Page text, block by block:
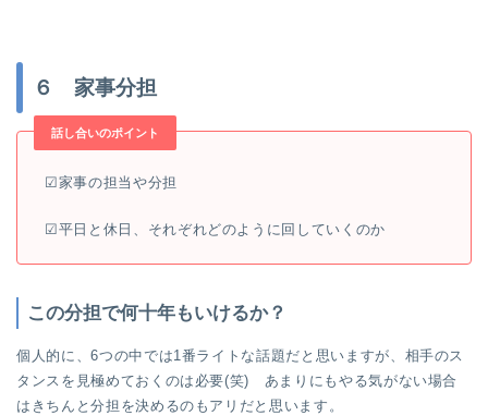
６ 家事分担
話し合いのポイント
☑︎家事の担当や分担
☑︎平日と休日、それぞれどのように回していくのか
この分担で何十年もいけるか？
個人的に、6つの中では1番ライトな話題だと思いますが、相手のス
タンスを見極めておくのは必要(笑) あまりにもやる気がない場合
はきちんと分担を決めるのもアリだと思います。